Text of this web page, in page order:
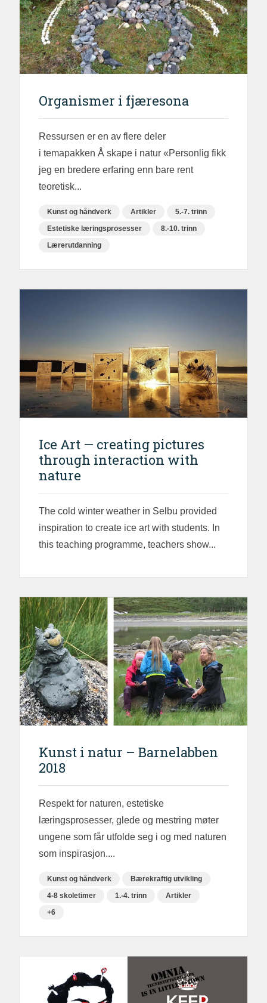
Organismer i fjæresona
Ressursen er en av flere deler
i temapakken Å skape i natur «Personlig fikk
jeg en bredere erfaring enn bare rent
teoretisk...
Kunst og håndverk Artikler
5.-7. trinn
Estetiske læringsprosesser
8.-10. trinn
Lærerutdanning
Ice Art — creating pictures
through interaction with
nature
The cold winter weather in Selbu provided
inspiration to create ice art with students. In
this teaching programme, teachers show...
Kunst i natur – Barnelabben
2018
Respekt for naturen, estetiske
læringsprosesser, glede og mestring møter
ungene som får utfolde seg i og med naturen
som inspirasjon....
Kunst og håndverk
Bærekraftig utvikling
4-8 skoletimer
1.-4. trinn
Artikler
+6